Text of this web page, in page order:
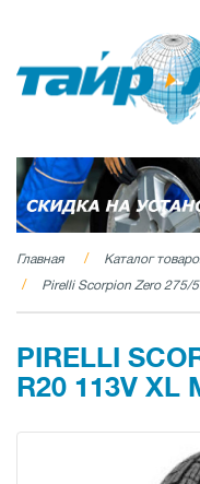
Главная Каталог
Pirelli Scorpion Zero 275/
PIRELLI
R20 113V XL